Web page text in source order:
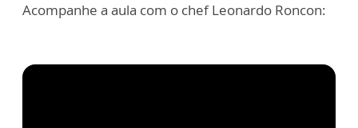
Acompanhe a aula com o chef Leonardo Roncon: